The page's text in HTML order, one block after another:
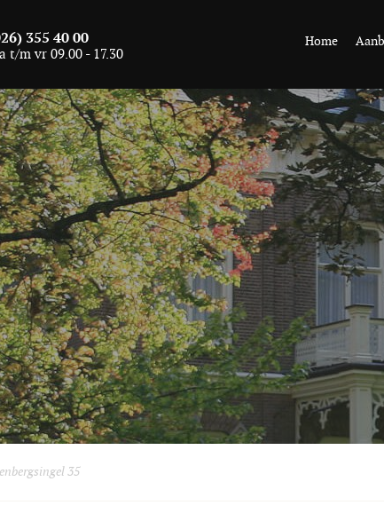
355 40 00
t/m vr 09.00 - 17.30
Home
35